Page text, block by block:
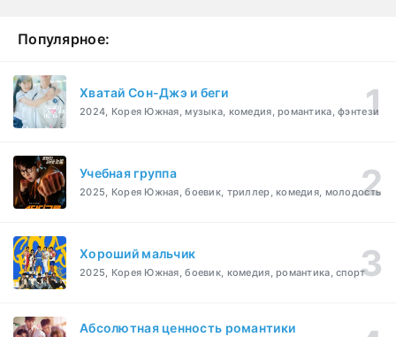
Популярное:
Хватай Сон-Джэ и беги
2024, Корея Южная, музыка, комедия, романтика, фэнтези
Учебная группа
2025, Корея Южная, боевик, триллер, комедия, молодость
Хороший мальчик
2025, Корея Южная, боевик, комедия, романтика, спорт
Абсолютная ценность романтики